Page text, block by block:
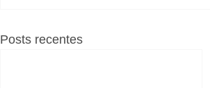
Posts recentes